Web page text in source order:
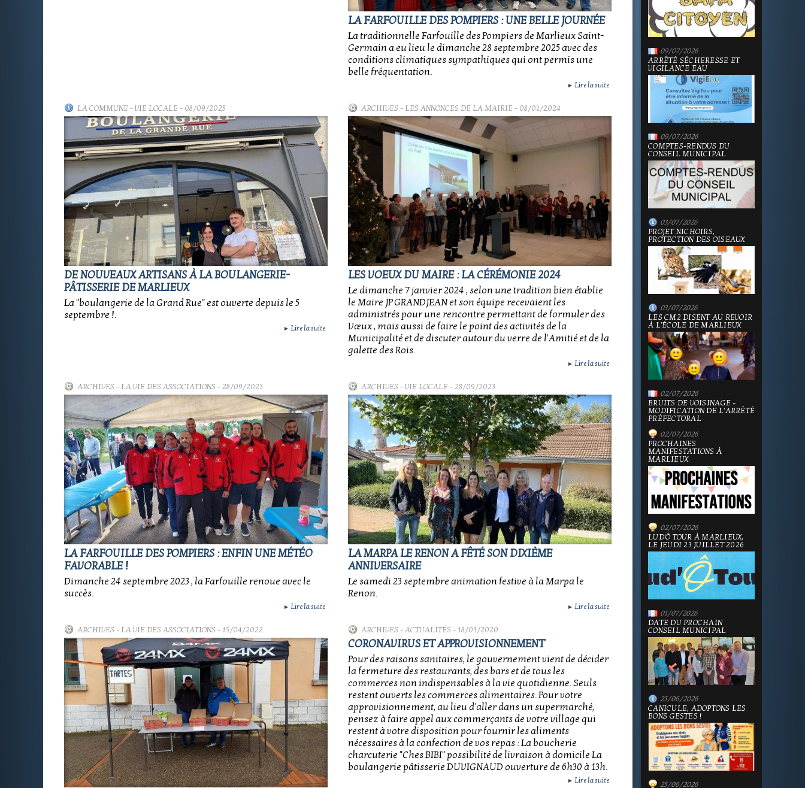
LA FARFOUILLE DES POMPIERS : UNE BELLE JOURNÉE
La traditionnelle Farfouille des Pompiers de Marlieux Saint-
Germain a eu lieu le dimanche 28 septembre 2025 avec des
conditions climatiques sympathiques qui ont permis une
belle fréquentation.
► Lire la suite
LA COMMUNE-VIE LOCALE- 08/09/2025
DE NOUVEAUX ARTISANS À LA BOULANGERIE-
PÂTISSERIE DE MARLIEUX
La "boulangerie de la Grand Rue" est ouverte depuis le 5
septembre !.
► Lire la suite
ARCHIVES - LES ANNONCES DE LA MAIRIE- 08/01/2024
LES VOEUX DU MAIRE : LA CÉRÉMONIE 2024
Le dimanche 7 janvier 2024 , selon une tradition bien établie
le Maire JP GRANDJEAN et son équipe recevaient les
administrés pour une rencontre permettant de formuler des
Vœux , mais aussi de faire le point des activités de la
Municipalité et de discuter autour du verre de l'Amitié et de la
galette des Rois.
► Lire la suite
ARCHIVES - LA VIE DES ASSOCIATIONS - 28/09/2023
LA FARFOUILLE DES POMPIERS : ENFIN UNE MÉTÉO
FAVORABLE !
Dimanche 24 septembre 2023 , la Farfouille renoue avec le
succès.
► Lire la suite
ARCHIVES -VIE LOCALE- 28/09/2023
LA MARPA LE RENON A FÊTÉ SON DIXIÈME
ANNIVERSAIRE
Le samedi 23 septembre animation festive à la Marpa le
Renon.
► Lire la suite
ARCHIVES - LA VIE DES ASSOCIATIONS - 15/04/2022 ARCHIVES -ACTUALITÉS - 18/03/2020
CORONAVIRUS ET APPROVISIONNEMENT
Pour des raisons sanitaires, le gouvernement vient de décider
la fermeture des restaurants, des bars et de tous les
commerces non indispensables à la vie quotidienne. Seuls
restent ouverts les commerces alimentaires. Pour votre
approvisionnement, au lieu d'aller dans un supermarché,
pensez à faire appel aux commerçants de votre village qui
restent à votre disposition pour fournir les aliments
nécessaires à la confection de vos repas : La boucherie
charcuterie "Ches BIBI" possibilité de livraison à domicile La
boulangerie pâtisserie DUVIGNAUD ouverture de 6h30 à 13h.
► Lire la suite
09/07/2026
ARRÊTÉ SÉCHERESSE ET
VIGILANCE EAU
09/07/2026
COMPTES-RENDUS DU
CONSEIL MUNICIPAL
03/07/2026
PROJET NICHOIRS,
PROTECTION DES OISEAUX
03/07/2026
LES CM2 DISENT AU REVOIR
À L'ÉCOLE DE MARLIEUX
02/07/2026
BRUITS DE VOISINAGE -
MODIFICATION DE L'ARRÊTÉ
PRÉFECTORAL
02/07/2026
PROCHAINES
MANIFESTATIONS À
MARLIEUX
02/07/2026
LUD'Ô TOUR À MARLIEUX,
LE JEUDI 23 JUILLET 2026
01/07/2026
DATE DU PROCHAIN
CONSEIL MUNICIPAL
25/06/2026
CANICULE, ADOPTONS LES
BONS GESTES !
25/06/2026